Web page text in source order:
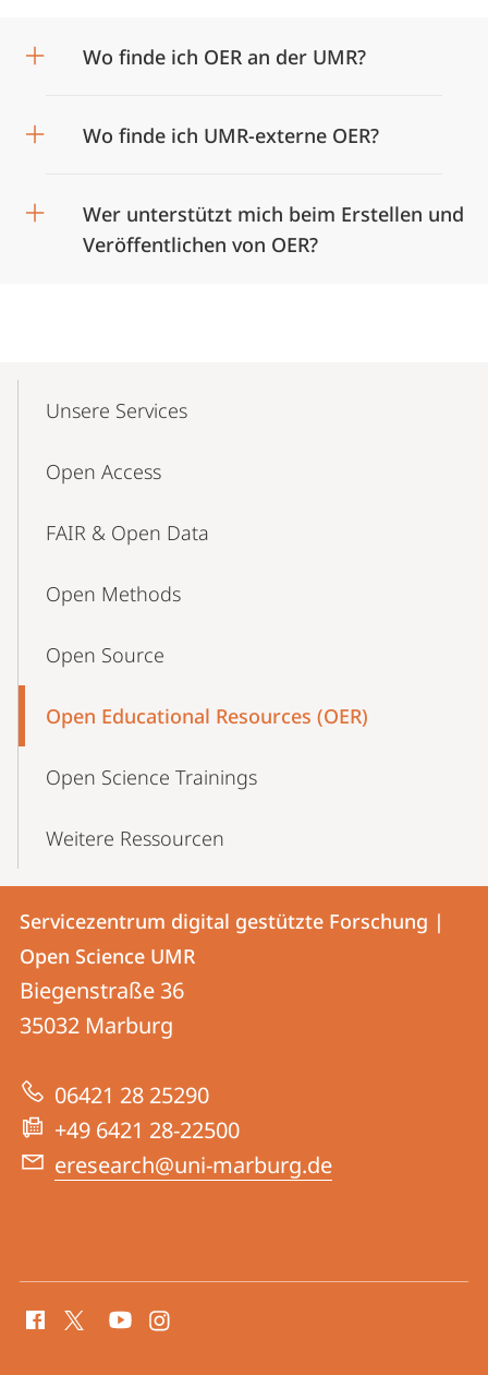
Wo finde ich OER an der UMR?
Wo finde ich UMR-externe OER?
Wer unterstützt mich beim Erstellen und
Veröffentlichen von OER?
NavigationUnsere Services
Open Access
FAIR & Open Data
Open Methods
Open Source
Open Educational Resources (OER)
Open Science Trainings
Weitere Ressourcen
Kontakt
und
Informationen
zur
Website
Kontaktinformationen
Servicezentrum
digital
gestützte
|
Open
Science
UMR
Servicezentrum digital gestützte Forschung |
Open Science UMR
Biegenstraße 36
35032 Marburg
06421 28 25290
+49 6421 28-22500
eresearch@uni-marburg.de
Media